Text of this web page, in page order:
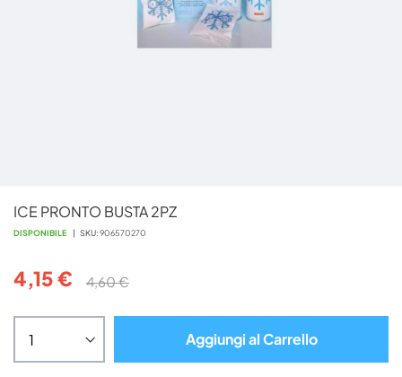
ICE PRONTO BUSTA 2PZ
DISPONIBILE SKU 906570270
4,15 € 4,60 €
Aggiungi al Carrello
all'inizio
della
immagini